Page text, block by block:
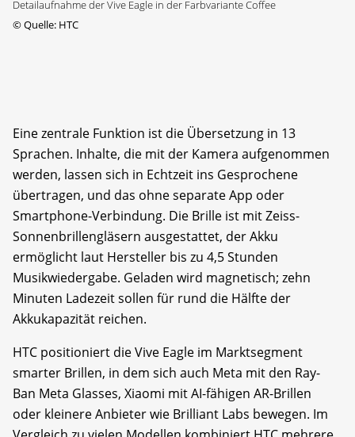
Detailaufnahme der Vive Eagle in der Farbvariante Coffee
©Quelle: HTC
Eine zentrale Funktion ist die Übersetzung in 13
Sprachen. Inhalte, die mit der Kamera aufgenommen
werden, lassen sich in Echtzeit ins Gesprochene
übertragen, und das ohne separate App oder
Smartphone-Verbindung. Die Brille ist mit Zeiss-
Sonnenbrillengläsern ausgestattet, der Akku
ermöglicht laut Hersteller bis zu 4,5 Stunden
Musikwiedergabe. Geladen wird magnetisch; zehn
Minuten Ladezeit sollen für rund die Hälfte der
Akkukapazität reichen.
HTC positioniert die Vive Eagle im Marktsegment
smarter Brillen, in dem sich auch Meta mit den Ray-
Ban Meta Glasses, Xiaomi mit AI-fähigen AR-Brillen
oder kleinere Anbieter wie Brilliant Labs bewegen. Im